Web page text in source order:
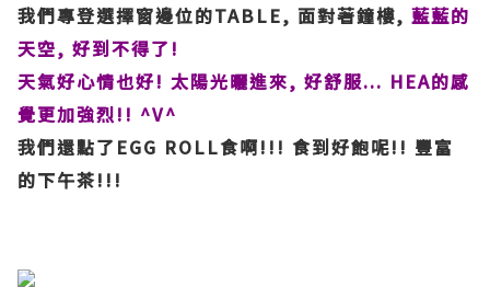
我們專登選擇窗邊位的TABLE, 面對著鐘樓, 藍藍的
天空, 好到不得了!
天氣好心情也好! 太陽光曬進來, 好舒服... HEA的感
覺更加強烈!! ^V^
我們還點了EGG ROLL食啊!!! 食到好飽呢!! 豐富
的下午茶!!!